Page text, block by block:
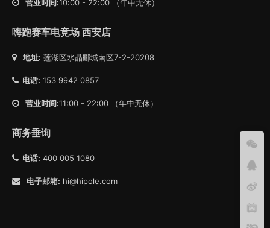
营业时间:10:00 - 22:00 （年中无休）
嗨跑赛车电竞场 西安店
地址: 莲湖区水晶郦城南区7-2-20208
电话: 153 9942 0857
营业时间:11:00 - 22:00 （年中无休）
商务垂询
电话: 400 005 1080
电子邮箱: hi@hipole.com